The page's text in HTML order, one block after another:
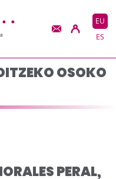
pleno
EU
ES
OSOKO
PERAL,